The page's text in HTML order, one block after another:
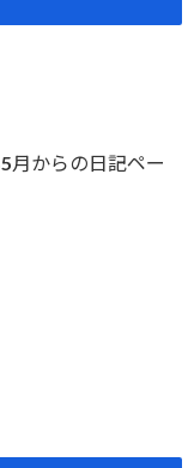
月からの日記ペー